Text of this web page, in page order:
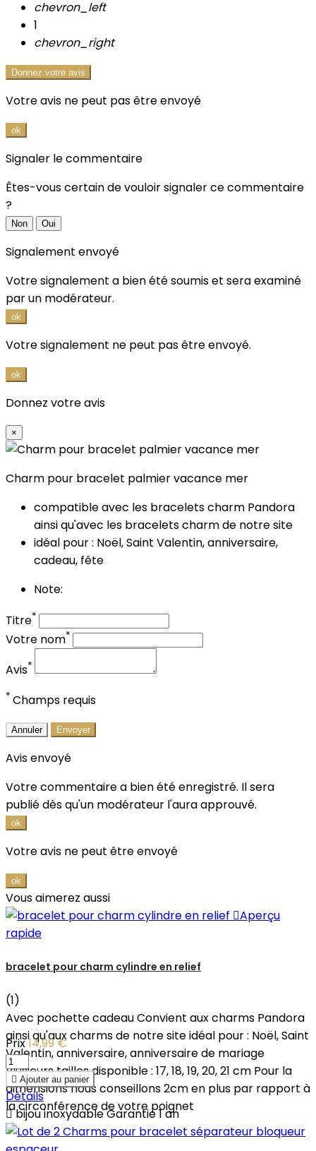
chevron_left
1
chevron_right
Donnez votre avis
Votre avis ne peut pas être envoyé
ok
Signaler le commentaire
Êtes-vous certain de vouloir signaler ce commentaire
?
Non Oui
Signalement envoyé
Votre signalement a bien été soumis et sera examiné
par un modérateur.
ok
Votre signalement ne peut pas être envoyé.
ok
Donnez votre avis
×
Charm pour bracelet palmier vacance mer
compatible avec les braceletscharm Pandora
ainsi qu'avec les bracelets charm de notre site
idéal pour : Noël, Saint Valentin, anniversaire,
cadeau, fête
Note:
Titre*
Votre nom*
Avis*
* Champs requis
Annuler Envoyer
Avis envoyé
Votre commentaire a bien été enregistré. Il sera
publié dès qu'un modérateur l'aura approuvé.
ok
Votre avis ne peut être envoyé
ok
Vous aimerez aussi
Aperçu
rapide
bracelet pour charm cylindre en relief
(1)
Avec pochette cadeau Convient aux charms Pandora
ainsi qu'aux charms de notre site idéal pour : Noël, Saint
Valentin, anniversaire, anniversaire de mariage
Plusieurs tailles disponible : 17, 18, 19, 20, 21 cm Pour la
dimensions nous conseillons 2cm en plus par rapport à
la circonférence de votre poignet
Prix14,99 €
 Ajouter au panier
Détails
bijou inoxydable Garantie 1 an